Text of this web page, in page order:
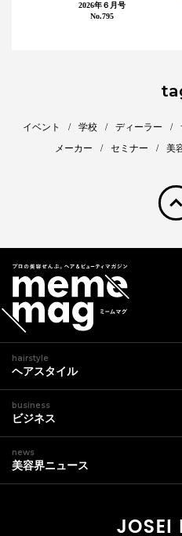
2026年６月号
No.795
イベント 学校 ディーラー
メーカー
セミナー 美
hairstyle
ヘアスタイル
business
ビジネス
news
美容界ニュース